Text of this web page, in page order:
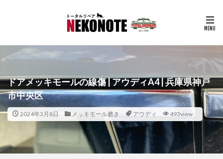
ドアメッキモールの線傷 | アウディA4 | 兵庫県神戸
市中央区
2024年3月8日 メッキモール磨き アウディ 493view